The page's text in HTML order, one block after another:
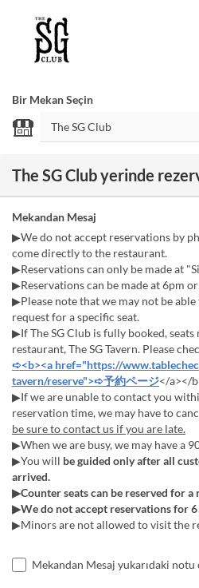
Bir Mekan Seçin
The SG Club yerinde
Mekandan Mesaj
▶We do not accept reservations by
come directly to the restaurant.
▶Reservations can only be made at
▶Reservations can be made at 6pm
▶Please note that we may not be
request for a specific seat.
▶If The SG Club is fully booked,
restaurant, The SG Tavern. Please
➪<b><a href="https://
tavern/reserve">➪予約ページ</a></
▶If we are unable to contact you
reservation time, we may have to
be sure to contact us if you are late.
▶When we are busy, we may have a
▶You will be guided only after all
arrived.
▶Counter seats can be reserved for a
▶We do not accept reservations for
▶Minors are not allowed to visit the
Mekandan Mesaj yukarıdaki